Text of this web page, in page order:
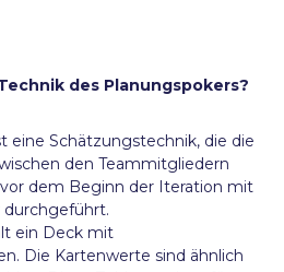
des Planungspokers?
eine Schätzungstechnik, die die
den Teammitgliedern
dem Beginn der Iteration mit
durchgeführt.
ein Deck mit
Die Kartenwerte sind ähnlich